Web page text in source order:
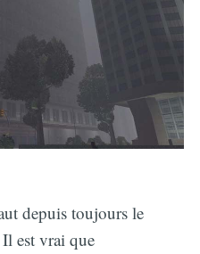
depuis toujours le
Il est vrai que